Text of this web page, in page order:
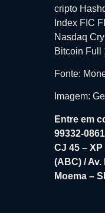
cripto
Index FIC
Nasdaq
Bitcoin Full
Fonte:
Imagem:
Entre em
99332-
CJ 45 –
(ABC) / Av.
Moema –